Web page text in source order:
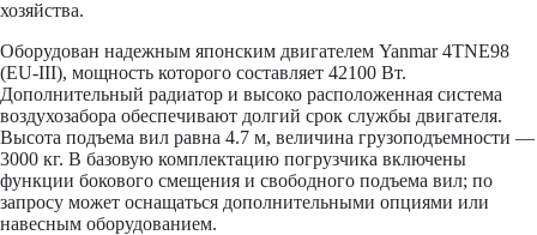
хозяйства.
Оборудован надежным японским двигателем Yanmar 4TNE98
(EU-III), мощность которого составляет 42100 Вт.
Дополнительный радиатор и высоко расположенная система
воздухозабора обеспечивают долгий срок службы двигателя.
Высота подъема вил равна 4.7 м, величина грузоподъемности —
3000 кг. В базовую комплектацию погрузчика включены
функции бокового смещения и свободного подъема вил; по
запросу может оснащаться дополнительными опциями или
навесным оборудованием.